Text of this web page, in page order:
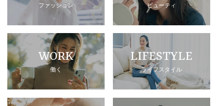
ファッション ビューティ
WORK
働く
LIFESTYLE
ライフスタイル